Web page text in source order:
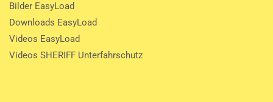
Bilder EasyLoad
Downloads EasyLoad
Videos EasyLoad
Videos SHERIFF Unterfahrschutz